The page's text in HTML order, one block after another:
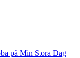
på Min Stora Dag